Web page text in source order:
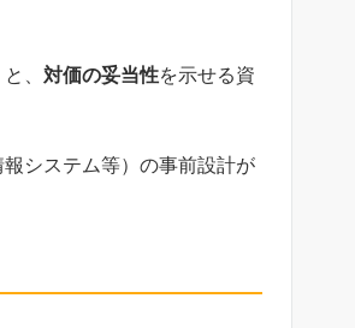
、 対価の妥当性を示せる資
システム等）の事前設計が